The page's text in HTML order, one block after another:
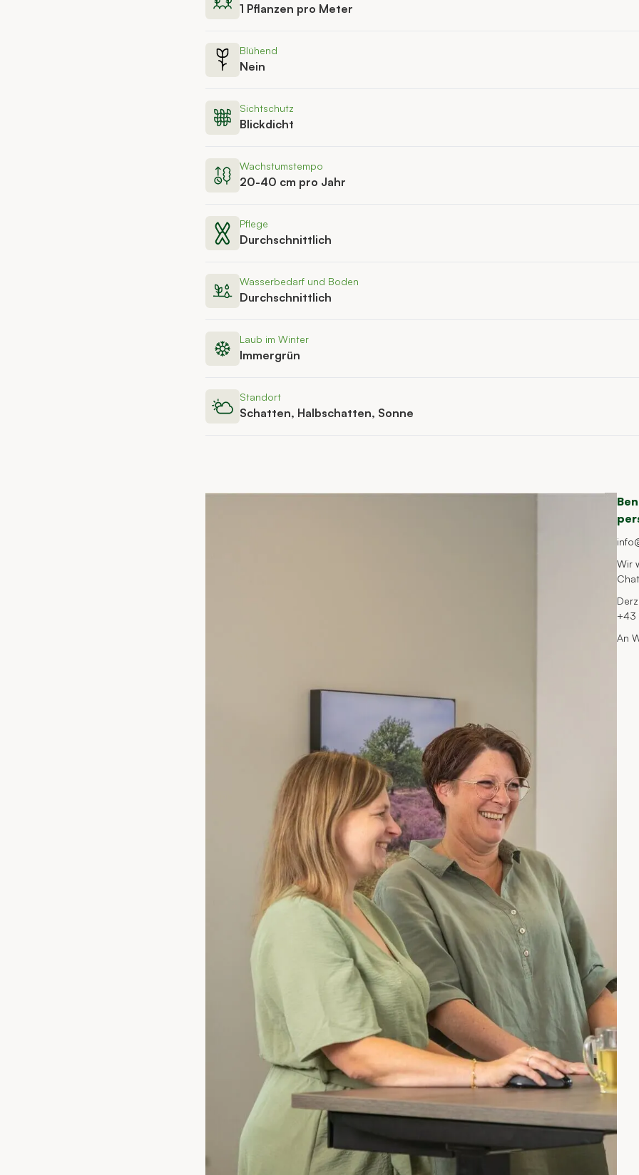
1 Pflanzen pro Meter
Blühend
Nein
Sichtschutz
Blickdicht
Wachstumstempo
20-40 cm pro Jahr
Pflege
Durchschnittlich
Wasserbedarf und Boden
Durchschnittlich
Laub im Winter
Immergrün
Standort
Schatten, Halbschatten, Sonne
Wir
Chat
+43
An